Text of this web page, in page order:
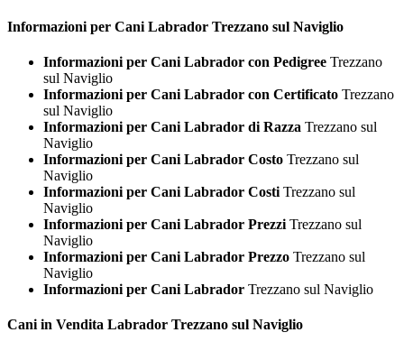
Informazioni per Cani Labrador Trezzano sul Naviglio
Informazioni per Cani Labrador con Pedigree Trezzano
sul Naviglio
Informazioni per Cani Labrador con Certificato Trezzano
sul Naviglio
Informazioni per Cani Labrador di Razza Trezzano sul
Naviglio
Informazioni per Cani Labrador Costo Trezzano sul
Naviglio
Informazioni per Cani Labrador Costi Trezzano sul
Naviglio
Informazioni per Cani Labrador Prezzi Trezzano sul
Naviglio
Informazioni per Cani Labrador Prezzo Trezzano sul
Naviglio
Informazioni per Cani Labrador Trezzano sul Naviglio
Cani in Vendita Labrador Trezzano sul Naviglio